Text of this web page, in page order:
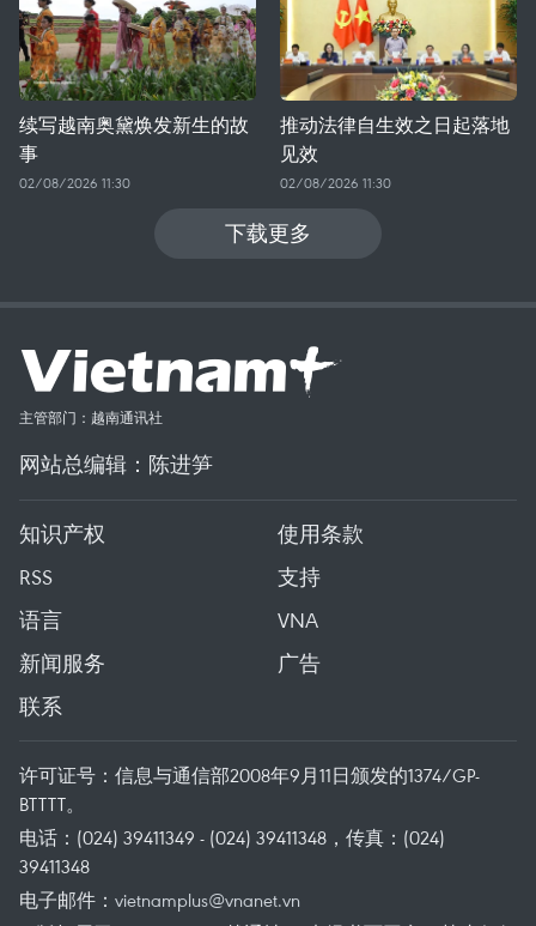
续写越南奥黛焕发新生的故
事
02/08/2026 11:30
推动法律自生效之日起落地
见效
02/08/2026 11:30
下载更多
主管部门：越南通讯社
网站总编辑：陈进笋
知识产权
使用条款
RSS
支持
语言
VNA
新闻服务
广告
联系
许可证号：信息与通信部2008年9月11日颁发的1374/GP-
BTTTT。
电话：(024) 39411349 - (024) 39411348，传真：(024)
39411348
电子邮件： vietnamplus@vnanet.vn